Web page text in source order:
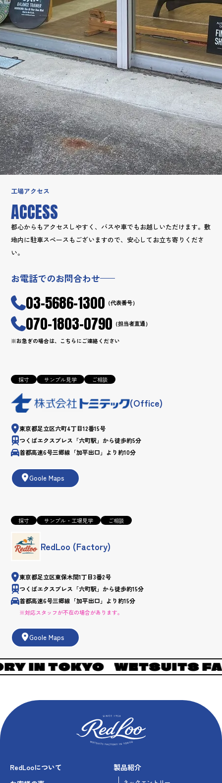
工場アクセス
ACCESS
都心からもアクセスしやすく、バスや車でもお越しいただけます。敷
地内に駐車スペースもございますので、安心してお立ち寄りくださ
い。
お電話でのお問合わせ
03-5686-1300 （代表番号）
070-1803-0790 （担当者直通）
※お急ぎの場合は、こちらにご連絡ください
採寸 サンプル見学 ご相談
(Office)
東京都足立区六町4丁目12番15号
つくばエクスプレス「六町駅」から徒歩約5分
首都高速6号三郷線「加平出口」より約10分
Goole Maps
採寸 サンプル・工場見学 ご相談
RedLoo (Factory)
東京都足立区東保木間1丁目3番2号
つくばエクスプレス「六町駅」から徒歩約15分
首都高速6号三郷線「加平出口」より約15分
※対応スタッフが不在の場合があります。
Goole Maps
WETSUITS
RedLooについて
製品紹介